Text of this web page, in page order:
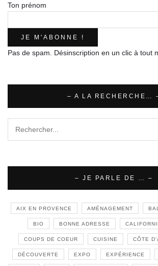
Ton prénom
Pas de spam. Désinscription en un clic à tout
– A LA RECHERCHE…
– JE PARLE DE … –
AIX EN PROVENCE AMÉNAGEMENT
BIO BONNE ADRESSE
COUPS DE COEUR CUISINE CÔTE
DÉCOUVERTE EXPO EXPÉRIENCE